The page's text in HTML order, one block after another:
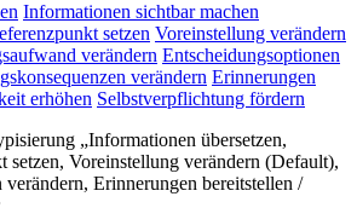
Informationen sichtbar machen
setzen Voreinstellung verändern
verändern Entscheidungsoptionen
verändern Erinnerungen
erhöhen Selbstverpflichtung fördern
„Informationen übersetzen,
setzen, Voreinstellung verändern (Default),
Erinnerungen bereitstellen /